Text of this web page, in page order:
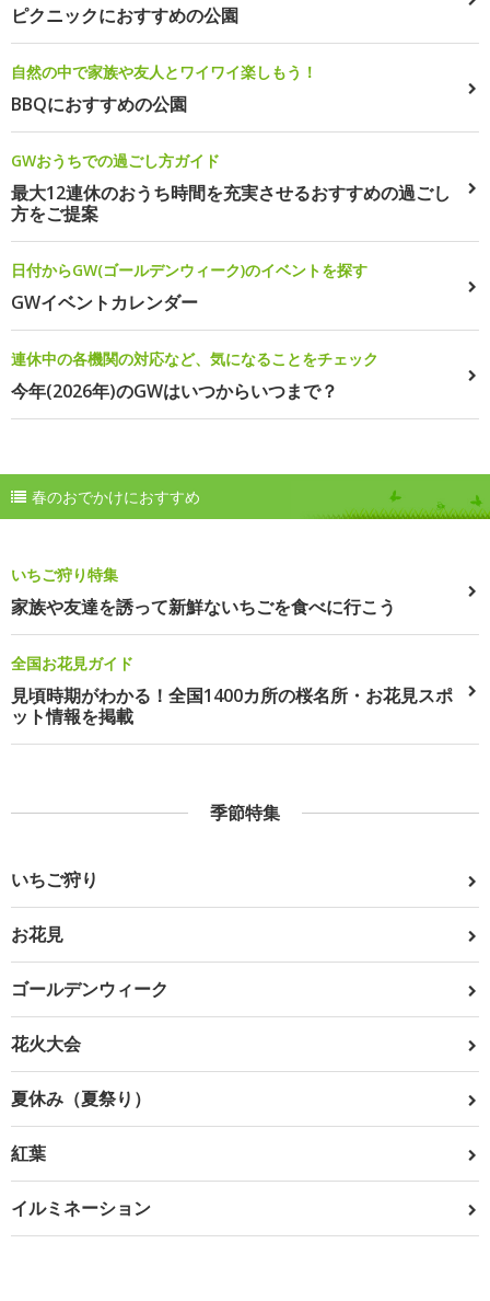
ピクニックにおすすめの公園
自然の中で家族や友人とワイワイ楽しもう！
BBQにおすすめの公園
GWおうちでの過ごし方ガイド
最大12連休のおうち時間を充実させるおすすめの過ごし
方をご提案
日付からGW(ゴールデンウィーク)のイベントを探す
GWイベントカレンダー
連休中の各機関の対応など、気になることをチェック
今年(2026年)のGWはいつからいつまで？
春のおでかけにおすすめ
いちご狩り特集
家族や友達を誘って新鮮ないちごを食べに行こう
全国お花見ガイド
見頃時期がわかる！全国1400カ所の桜名所・お花見スポ
ット情報を掲載
季節特集
いちご狩り
お花見
ゴールデンウィーク
花火大会
夏休み（夏祭り）
紅葉
イルミネーション